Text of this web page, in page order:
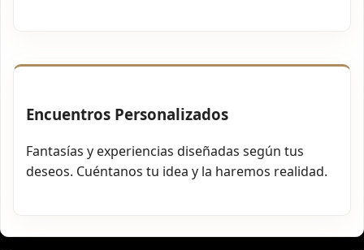
Encuentros Personalizados
Fantasías y experiencias diseñadas según tus
deseos. Cuéntanos tu idea y la haremos realidad.